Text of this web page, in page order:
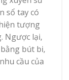
sổ tay có
tượng
Ngược lại,
bút bi,
cầu của